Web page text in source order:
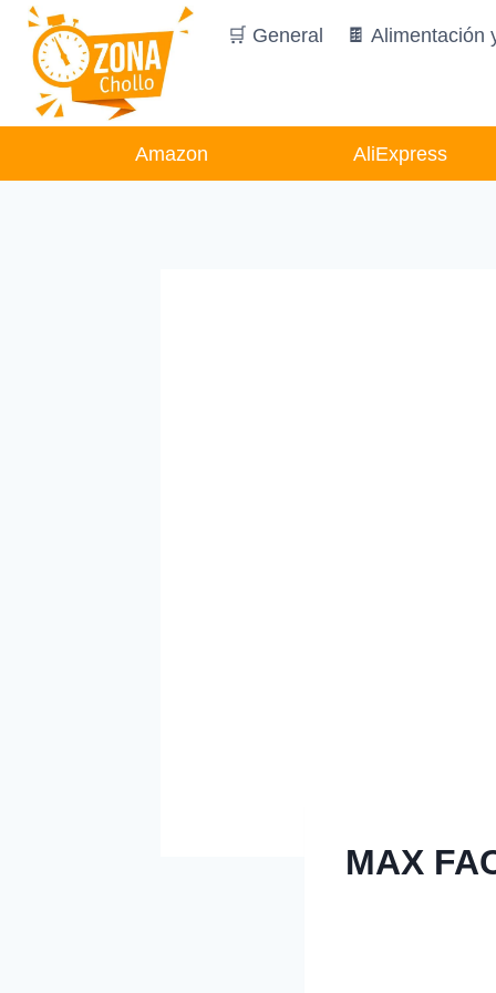
Saltar
contenido
🛒 General 🍫 Alimentación
Amazon AliExpress
MAX